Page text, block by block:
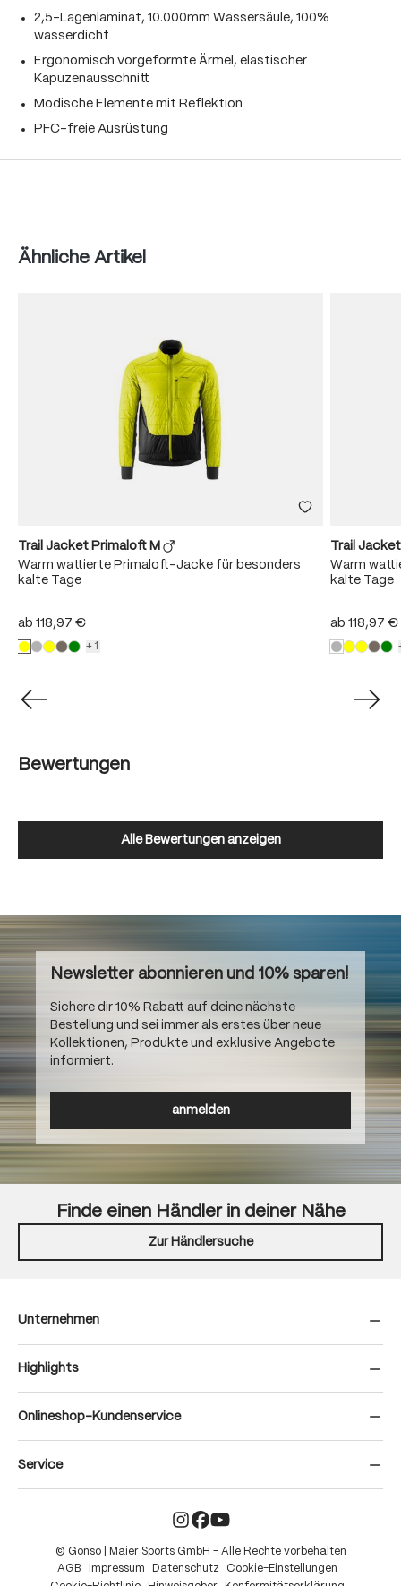
2,5-Lagenlaminat, 10.000mm Wassersäule, 100%
wasserdicht
Ergonomisch vorgeformte Ärmel, elastischer
Kapuzenausschnitt
Modische Elemente mit Reflektion
PFC-freie Ausrüstung
Produktgalerie überspringen
Ähnliche Artikel
+1
Trail Jacket Primaloft M
Warm wattierte Primaloft-Jacke für besonders
kalte Tage
ab 118,97 €
Trail
Warm
kalte Tage
ab 118,97 €
Bewertungen
Alle Bewertungen anzeigen
Newsletter abonnieren und 10% sparen!
Sichere dir 10% Rabatt auf deine nächste
Bestellung und sei immer als erstes über neue
Kollektionen, Produkte und exklusive Angebote
informiert.
anmelden
Finde einen Händler in deiner Nähe
Zur Händlersuche
Unternehmen
Highlights
Onlineshop-Kundenservice
Service
© Gonso | Maier Sports GmbH – Alle Rechte vorbehalten
AGB
Impressum Datenschutz
Cookie-Einstellungen